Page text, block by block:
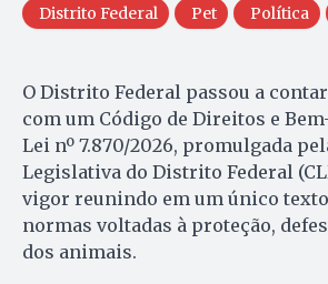
Distrito Federal Pet Política
O Distrito Federal passou a
com um Código de Direitos e
Lei nº 7.870/2026, promulgada
Legislativa do Distrito Federal
vigor reunindo em um único
normas voltadas à proteção,
dos animais.